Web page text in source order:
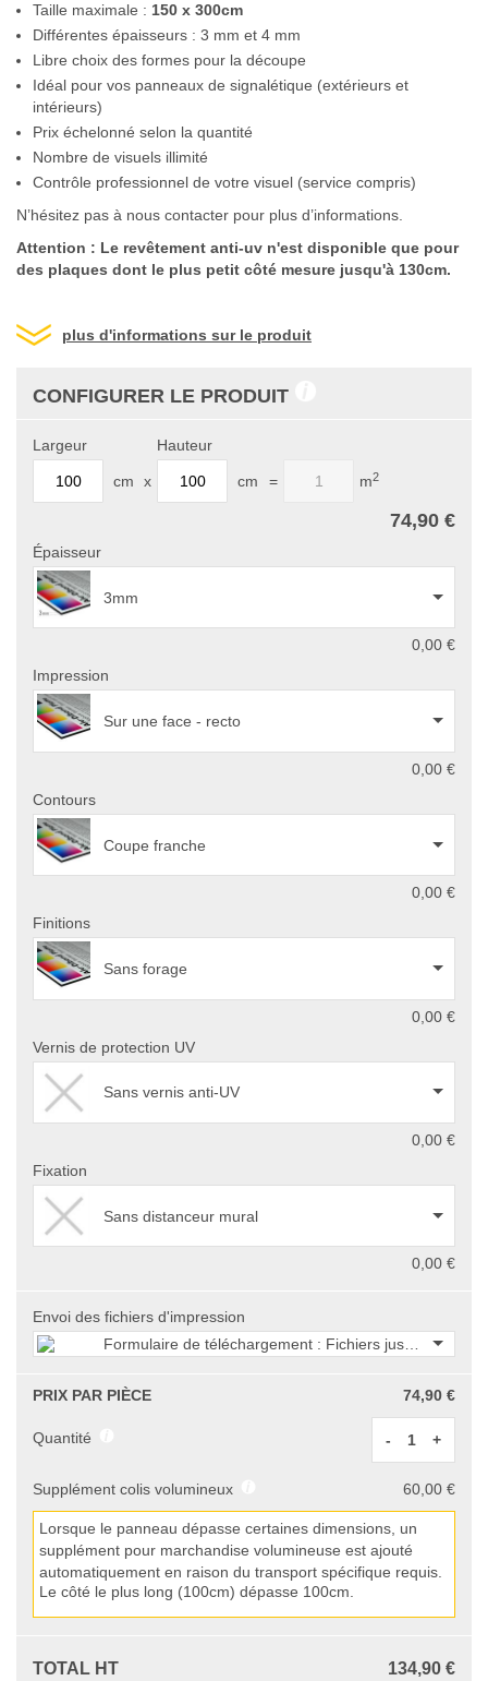
Taille maximale : 150 x 300cm
Différentes épaisseurs : 3 mm et 4 mm
Libre choix des formes pour la découpe
Idéal pour vos panneaux de signalétique (extérieurs et
intérieurs)
Prix échelonné selon la quantité
Nombre de visuels illimité
Contrôle professionnel de votre visuel (service compris)
N’hésitez pas à nous contacter pour plus d’informations.
Attention : Le revêtement anti-uv n'est disponible que pour
des plaques dont le plus petit côté mesure jusqu'à 130cm.
plus d'informations sur le produit
CONFIGURER LE PRODUIT
Largeur
cm x
Hauteur
cm = m2
74,90 €
Épaisseur
3mm
0,00 €
Impression
Sur une face - recto
0,00 €
Contours
Coupe franche
0,00 €
Finitions
Sans forage
0,00 €
Vernis de protection UV
Sans vernis anti-UV
0,00 €
Fixation
Sans distanceur mural
0,00 €
Envoi des fichiers d'impression
Formulaire de téléchargement : Fichiers jusqu'à 750
PRIX PAR PIÈCE 74,90 €
Quantité - +
Supplément colis volumineux 60,00 €
Lorsque le panneau dépasse certaines dimensions, un
supplément pour marchandise volumineuse est ajouté
automatiquement en raison du transport spécifique requis.
Le côté le plus long (100cm) dépasse 100cm.
TOTAL HT 134,90 €